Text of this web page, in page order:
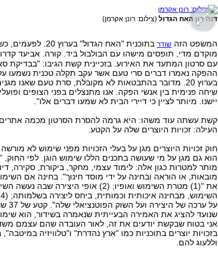
דנה רון האח הגדול (צילום: רונן אקרמן)
המשפט הזה שודר
בתוכנית "האח הגדול"
מוקדם מדי, תופסים מישהו עם הבולבול ביד. קורה. אביעד
עם סרטון המתעד את האירוע. בזכיינית קשת הגיבו: "בבדיקת
ההפקה נאמרו דברים סרי טעם אשר עקב תקלה טכנית נשמעו
בערוץ 20. מדובר בהתבטאות לא מקובלת, סרת טעם שאנו
שיחה פנימית בין אנשי הפקה. אנו מתנצלים בפני הצופים
יישנו. מיותר לציין כי דיירי הבית לא שמעו דברים אלו".
קשת עשתה עוד משהו: היא גרמה להסרת הסרטון מכמה
העילה: זכויות היוצרים שלה על הקטע.
חוק זכויות היוצרים מגן על בעלי הזכויות מפני שימוש לא
הוא גם מגן על מי שעושה בתכנים הללו שימוש הוגן. לפי החוק,
מותר למטרות כגון אלה: לימוד עצמי, מחקר, ביקורת, סקירה,
מובאות, או הוראה ובחינה על ידי מוסד חינוך". בחינה אם
על
שנועד להציג את האמירה הבעייתית שנאמרה בשידור, הוא
אני בטוח שבקשת יודעים את זה, לאור העובדה שהם עצמם
בזכויות יוצרים בתוכניות כמו "ארץ נהדרת" ו"טלוויזיה
וללעוג להם.